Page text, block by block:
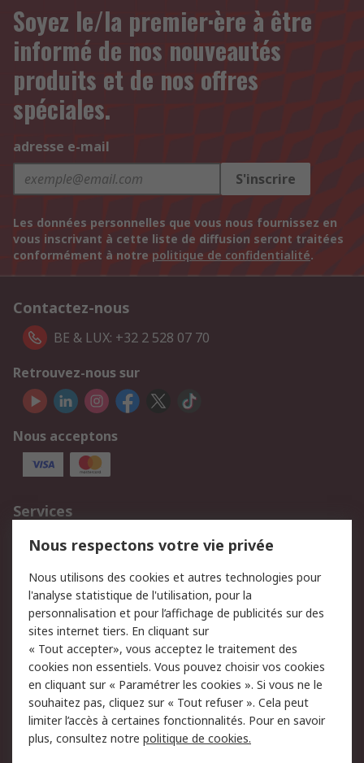
Soyez le/la premier·ère à être
informé de nos nouveautés
produits et de nos offres
spéciales.
adresse e-mail
S'inscrire
Les données personnelles que vous nous fournissez en
vous inscrivant à cette liste de diffusion seront traitées
conformément à notre politique de confidentialité.
Contactez-nous
BE & LUX: +32 2 528 07 70
Retrouvez-nous sur
Nous acceptons
Services
750.000 produits
2.500 marques
Retours
Support technique
Track & trace
Legal
Politique de cookies
Sécurité des e-mails
Politique de protection
des données - Mise à
jour
Conditions générales
de vente
Nous respectons votre vie privée
Nous utilisons des cookies et autres technologies pour
l'analyse statistique de l'utilisation, pour la
personnalisation et pour l’affichage de publicités sur des
sites internet tiers. En cliquant sur
« Tout accepter», vous acceptez le traitement des
cookies non essentiels. Vous pouvez choisir vos cookies
en cliquant sur « Paramétrer les cookies ». Si vous ne le
souhaitez pas, cliquez sur « Tout refuser ». Cela peut
limiter l’accès à certaines fonctionnalités. Pour en savoir
plus, consultez notre politique de cookies.